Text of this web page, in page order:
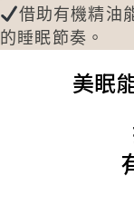
借助有機精油
的睡眠節奏。
美眠